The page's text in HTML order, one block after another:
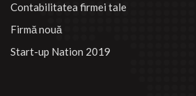
Contabilitatea firmei tale
Firmă nouă
Start-up Nation 2019